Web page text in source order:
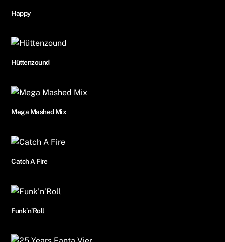
Happy
Hüttenzound
Mega Mashed Mix
Catch A Fire
Funk’n’Roll